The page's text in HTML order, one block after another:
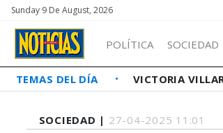
Sunday 9 De August, 2026
POLÍTICA SOCIEDAD
TEMAS DEL DÍA VICTORIA
SOCIEDAD | 27-04-2025 11:01